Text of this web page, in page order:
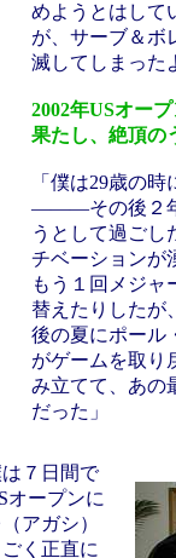
めようとはして
が、サーブ＆ボ
滅してしまった
2002年USオー
果たし、絶頂の
「僕は29歳の
―――その後２年
うとして過ごし
チベーションが
もう１回メジャ
替えたりしたが
後の夏にポール
がゲームを取り
み立てて、あの
だった」
７日間で
オープンに
アガシ）
く正直に